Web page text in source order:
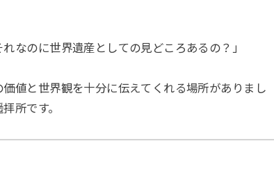
なのに世界遺産としての見どころあるの？」
値と世界観を十分に伝えてくれる場所がありまし
所です。